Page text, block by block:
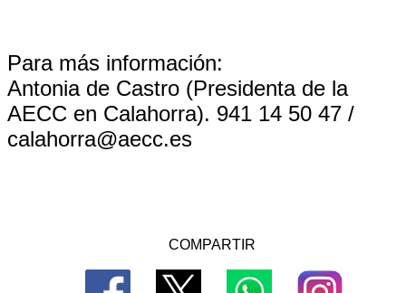
Para más información:
Antonia de Castro (Presidenta de la
AECC en Calahorra). 941 14 50 47 /
calahorra@aecc.es
COMPARTIR